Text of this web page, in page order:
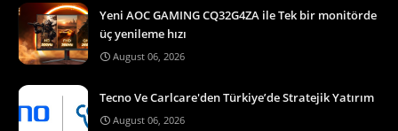
Yeni AOC GAMING CQ32G4ZA ile Tek bir monitörde
üç yenileme hızı
August 06, 2026
Tecno Ve Carlcare'den Türkiye’de Stratejik Yatırım
August 06, 2026